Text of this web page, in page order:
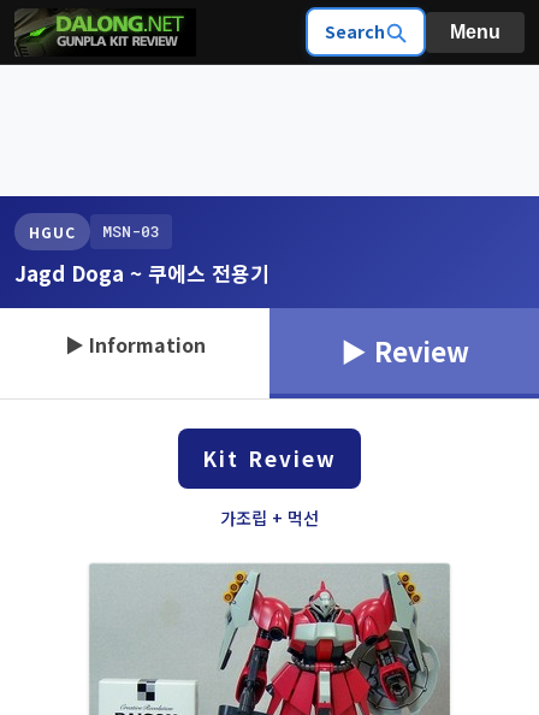
Search Menu
HGUC MSN-03
Jagd Doga ~ 쿠에스 전용기
▶ Information ▶ Review
Kit Review
가조립 + 먹선